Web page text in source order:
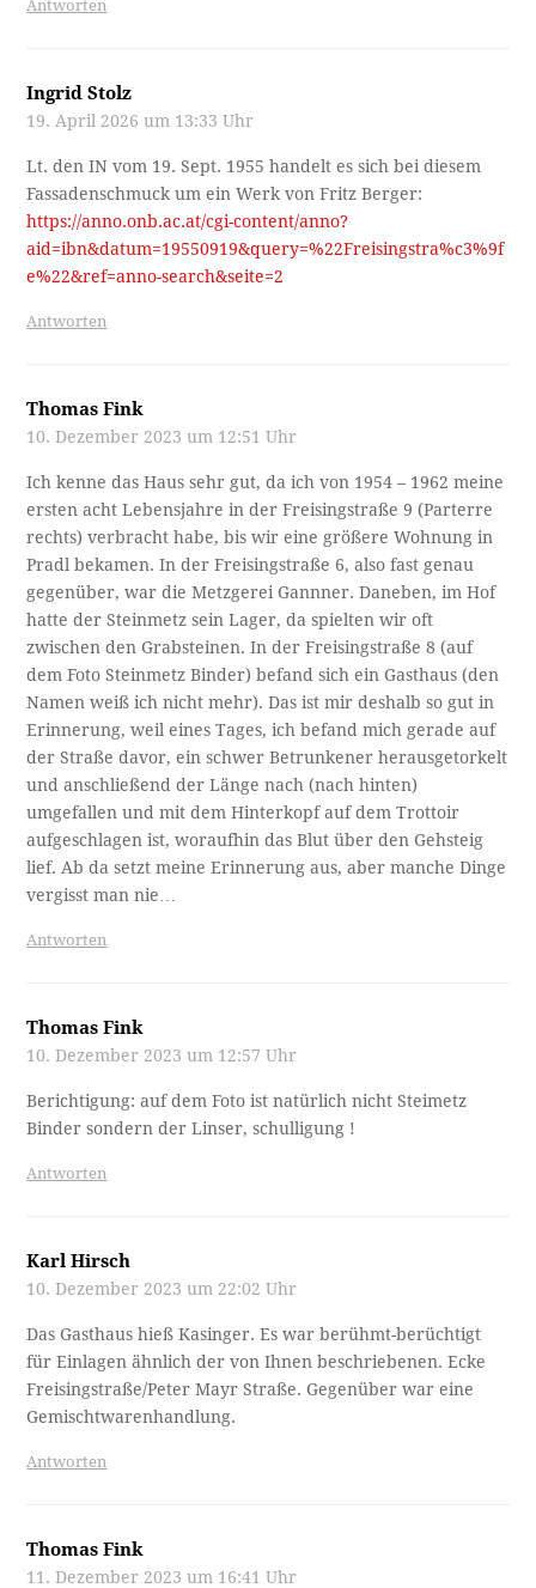
Antworten
Ingrid Stolz
19. April 2026 um 13:33 Uhr
Lt. den IN vom 19. Sept. 1955 handelt es sich bei diesem
Fassadenschmuck um ein Werk von Fritz Berger:
https://anno.onb.ac.at/cgi-content/anno?
aid=ibn&datum=19550919&query=%22Freisingstra%c3%9f
e%22&ref=anno-search&seite=2
Antworten
Thomas Fink
10. Dezember 2023 um 12:51 Uhr
Ich kenne das Haus sehr gut, da ich von 1954 – 1962 meine
ersten acht Lebensjahre in der Freisingstraße 9 (Parterre
rechts) verbracht habe, bis wir eine größere Wohnung in
Pradl bekamen. In der Freisingstraße 6, also fast genau
gegenüber, war die Metzgerei Gannner. Daneben, im Hof
hatte der Steinmetz sein Lager, da spielten wir oft
zwischen den Grabsteinen. In der Freisingstraße 8 (auf
dem Foto Steinmetz Binder) befand sich ein Gasthaus (den
Namen weiß ich nicht mehr). Das ist mir deshalb so gut in
Erinnerung, weil eines Tages, ich befand mich gerade auf
der Straße davor, ein schwer Betrunkener herausgetorkelt
und anschließend der Länge nach (nach hinten)
umgefallen und mit dem Hinterkopf auf dem Trottoir
aufgeschlagen ist, woraufhin das Blut über den Gehsteig
lief. Ab da setzt meine Erinnerung aus, aber manche Dinge
vergisst man nie…
Antworten
Thomas Fink
10. Dezember 2023 um 12:57 Uhr
Berichtigung: auf dem Foto ist natürlich nicht Steimetz
Binder sondern der Linser, schulligung !
Antworten
Karl Hirsch
10. Dezember 2023 um 22:02 Uhr
Das Gasthaus hieß Kasinger. Es war berühmt-berüchtigt
für Einlagen ähnlich der von Ihnen beschriebenen. Ecke
Freisingstraße/Peter Mayr Straße. Gegenüber war eine
Gemischtwarenhandlung.
Antworten
Thomas Fink
11. Dezember 2023 um 16:41 Uhr